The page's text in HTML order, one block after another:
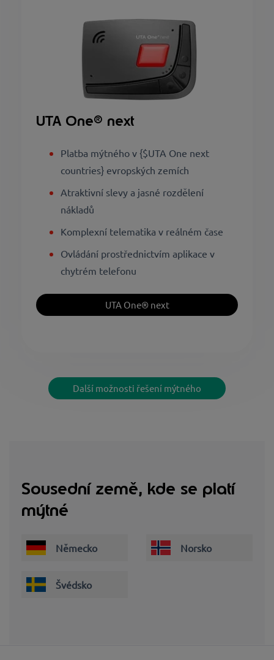
UTA One® next
Platba mýtného v {$UTA One next
countries} evropských zemích
Atraktivní slevy a jasné rozdělení
nákladů
Komplexní telematika v reálném čase
Ovládání prostřednictvím aplikace v
chytrém telefonu
UTA One® next
Další možnosti řešení mýtného
Sousední země, kde se platí
mýtné
Německo Norsko
Švédsko